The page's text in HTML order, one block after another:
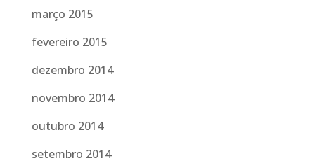
março 2015
fevereiro 2015
dezembro 2014
novembro 2014
outubro 2014
setembro 2014